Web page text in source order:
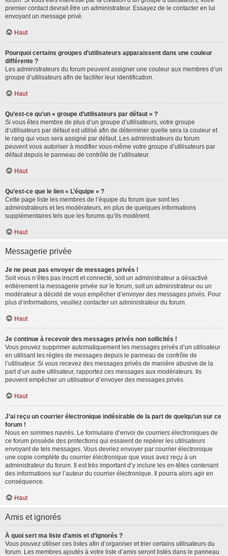
premier contact devrait être un administrateur. Essayez de le contacter en lui
envoyant un message privé.
Haut
Pourquoi certains groupes d’utilisateurs apparaissent dans une couleur
différente ?
Les administrateurs du forum peuvent assigner une couleur aux membres d’un
groupe d’utilisateurs afin de faciliter leur identification.
Haut
Qu’est-ce qu’un « groupe d’utilisateurs par défaut » ?
Si vous êtes membre de plus d’un groupe d’utilisateurs, votre groupe
d’utilisateurs par défaut est utilisé afin de déterminer quelle sera la couleur et
le rang qui vous sera assigné par défaut. Les administrateurs du forum
peuvent vous autoriser à modifier vous-même votre groupe d’utilisateurs par
défaut depuis le panneau de contrôle de l’utilisateur.
Haut
Qu’est-ce que le lien « L’équipe » ?
Cette page liste les membres de l’équipe du forum que sont les
administrateurs et les modérateurs, en plus de quelques informations
supplémentaires tels que les forums qu’ils modèrent.
Haut
Messagerie privée
Je ne peux pas envoyer de messages privés !
Soit vous n’êtes pas inscrit et connecté, soit un administrateur a désactivé
entièrement la messagerie privée sur le forum, soit un administrateur ou un
modérateur a décidé de vous empêcher d’envoyer des messages privés. Pour
plus d’informations, veuillez contacter un administrateur du forum.
Haut
Je continue à recevoir des messages privés non sollicités !
Vous pouvez supprimer automatiquement les messages privés d’un utilisateur
en utilisant les règles de messages depuis le panneau de contrôle de
l’utilisateur. Si vous recevez des messages privés de manière abusive de la
part d’un autre utilisateur, rapportez ces messages aux modérateurs. Ils
peuvent empêcher un utilisateur d’envoyer des messages privés.
Haut
J’ai reçu un courrier électronique indésirable de la part de quelqu’un sur ce
forum !
Nous en sommes navrés. Le formulaire d’envoi de courriers électroniques de
ce forum possède des protections qui essaient de repérer les utilisateurs
envoyant de tels messages. Vous devriez envoyer par courrier électronique
une copie complète du courrier électronique que vous avez reçu à un
administrateur du forum. Il est très important d’y inclure les en-têtes contenant
des informations sur l’auteur du courrier électronique. Il pourra alors agir en
conséquence.
Haut
Amis et ignorés
À quoi sert ma liste d’amis et d’ignorés ?
Vous pouvez utiliser ces listes afin d’organiser et trier certains utilisateurs du
forum. Les membres ajoutés à votre liste d’amis seront listés dans le panneau